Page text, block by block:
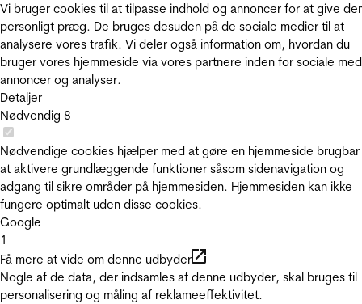
Vi bruger cookies til at tilpasse indhold og annoncer for at give
personligt præg. De bruges desuden på de sociale medier til at
analysere vores trafik. Vi deler også information om, hvordan du
bruger vores hjemmeside via vores partnere inden for sociale
annoncer og analyser.
Detaljer
Nødvendig 8
Nødvendige cookies hjælper med at gøre en hjemmeside
at aktivere grundlæggende funktioner såsom sidenavigation og
adgang til sikre områder på hjemmesiden. Hjemmesiden kan ikke
fungere optimalt uden disse cookies.
Google
1
Få mere at vide om denne udbyder
Nogle af de data, der indsamles af denne udbyder, skal bruges til
personalisering og måling af reklameeffektivitet.